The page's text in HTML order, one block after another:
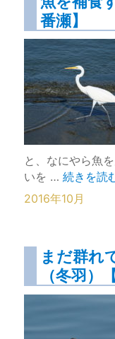
番瀬】
と、なにやら魚
いを …“魚を補
続きを読
2016年10月
まだ群れ
（冬羽）